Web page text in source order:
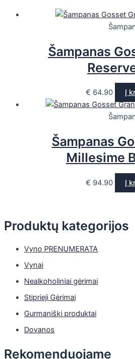
Produktų kategorijos
Vyno PRENUMERATA
Vynai
Nealkoholiniai gėrimai
Stiprieji Gėrimai
Gurmaniški produktai
Dovanos
Rekomenduojame
Šampanas
€ 64.90 Į
Šampanas
Millesime
€ 94.90 Į